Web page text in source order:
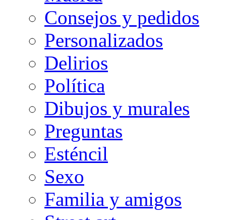
Consejos y pedidos
Personalizados
Delirios
Política
Dibujos y murales
Preguntas
Esténcil
Sexo
Familia y amigos